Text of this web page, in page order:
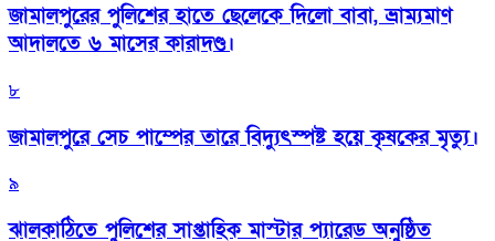
জামালপুরের পুলিশের হাতে ছেলেকে দিলো বাবা, ভ্রাম্যমাণ
আদালতে ৬ মাসের কারাদণ্ড।
৮
জামালপুরে সেচ পাম্পের তারে বিদ্যুৎস্পষ্ট হয়ে কৃষকের মৃত্যু।
৯
‎ঝালকাঠিতে পুলিশের সাপ্তাহিক মাস্টার প্যারেড অনুষ্ঠিত